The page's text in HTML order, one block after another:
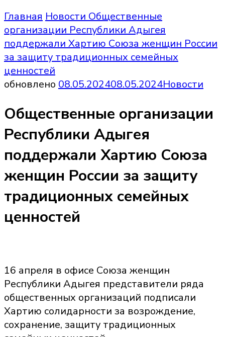
Главная Новости Общественные
организации Республики Адыгея
поддержали Хартию Союза женщин России
за защиту традиционных семейных
ценностей
обновлено 08.05.202408.05.2024Новости
Общественные организации
Республики Адыгея
поддержали Хартию Союза
женщин России за защиту
традиционных семейных
ценностей
16 апреля в офисе Союза женщин
Республики Адыгея представители ряда
общественных организаций подписали
Хартию солидарности за возрождение,
сохранение, защиту традиционных